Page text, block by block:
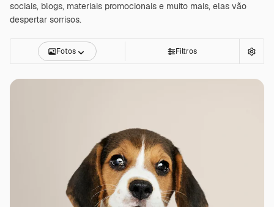
sociais, blogs, materiais promocionais e muito mais, elas vão
despertar sorrisos.
Fotos Filtros